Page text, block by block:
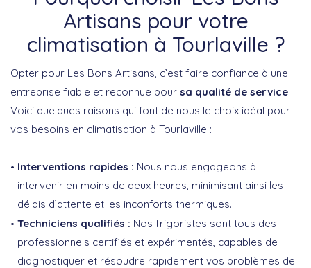
Artisans pour votre
climatisation à Tourlaville ?
Opter pour Les Bons Artisans, c’est faire confiance à une
entreprise fiable et reconnue pour sa qualité de service.
Voici quelques raisons qui font de nous le choix idéal pour
vos besoins en climatisation à Tourlaville :
Interventions rapides : Nous nous engageons à
intervenir en moins de deux heures, minimisant ainsi les
délais d’attente et les inconforts thermiques.
Techniciens qualifiés : Nos frigoristes sont tous des
professionnels certifiés et expérimentés, capables de
diagnostiquer et résoudre rapidement vos problèmes de